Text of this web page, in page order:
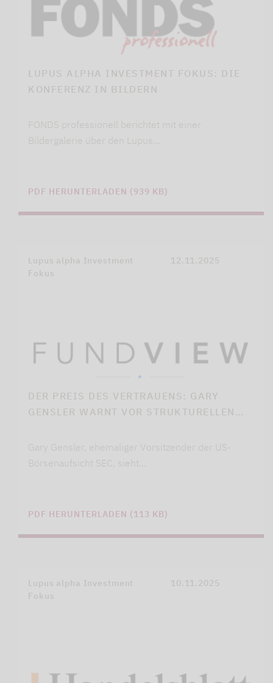
LUPUS ALPHA INVESTMENT FOKUS: DIE
KONFERENZ IN BILDERN
FONDS professionell berichtet mit einer
Bildergalerie über den Lupus…
PDF HERUNTERLADEN (939 KB)
Lupus alpha Investment
Fokus
12.11.2025
DER PREIS DES VERTRAUENS: GARY
GENSLER WARNT VOR STRUKTURELLEN…
Gary Gensler, ehemaliger Vorsitzender der US-
Börsenaufsicht SEC, sieht…
PDF HERUNTERLADEN (113 KB)
Lupus alpha Investment
Fokus
10.11.2025